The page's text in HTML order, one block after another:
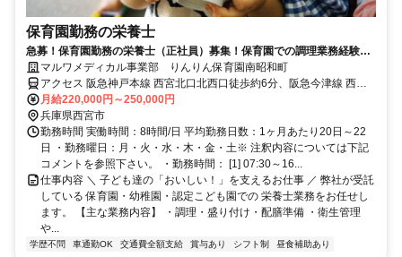
保育園勤務の栄養士
急募！保育園勤務の栄養士（正社員）募集！保育園での調理業務経験者
の募集となります。
マルワメディカル事業部 りんりん保育園南昭和町
アクセス 阪急神戸本線 西宮北口北西口徒歩約6分、阪急今津線 西宮
北口北西口徒歩約6分、ＪＲ東海道本線 西宮〔ＪＲ〕北出口徒歩約14
分
月給220,000円～250,000円
兵庫県西宮市
勤務時間 実働時間：8時間/日 平均勤務日数：1ヶ月あたり20日～22
日 ・勤務曜日：月・火・水・木・金・土※ 注釈内容については下記
コメントを参照下さい。 ・勤務時間： [1] 07:30～16...
仕事内容 ＼ 子ども達の「おいしい！」を支えるお仕事 ／ 弊社が受託
している 保育園・幼稚園・認定こども園での 栄養士業務をお任せし
ます。 【主な業務内容】 ・調理・盛り付け・配膳準備 ・衛生管理
や...
学歴不問 車通勤OK 交通費全額支給 賞与あり シフト制 昼食補助あり